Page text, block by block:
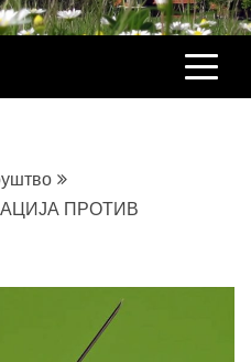
ЕКОНОМИЈА,
ИМЕНИК,
ПРОТИВ